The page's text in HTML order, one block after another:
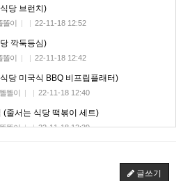
당 브런치)
똘이 | | 22-11-18 12:52
깍둑등심)
똘이 | | 22-11-18 12:42
당 미국식 BBQ 비프립플래터)
똘똘이 | | 22-11-18 12:40
(줄서는 식당 떡볶이 세트)
똘이 | | 22-11-18 12:39
글쓰기
징...
06월 16일 월요일